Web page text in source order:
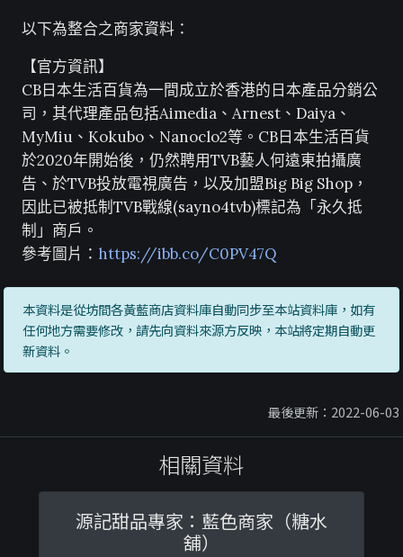
以下為整合之商家資料：
【官方資訊】
CB日本生活百貨為一間成立於香港的日本產品分銷公
司，其代理產品包括Aimedia、Arnest、Daiya、
MyMiu、Kokubo、Nanoclo2等。CB日本生活百貨
於2020年開始後，仍然聘用TVB藝人何遠東拍攝廣
告、於TVB投放電視廣告，以及加盟Big Big Shop，
因此已被抵制TVB戰線(sayno4tvb)標記為「永久抵
制」商戶。
參考圖片： https://ibb.co/C0PV47Q
本資料是從坊間各黃藍商店資料庫自動同步至本站資料庫，如有
任何地方需要修改，請先向資料來源方反映，本站將定期自動更
新資料。
最後更新：2022-06-03
相關資料
源記甜品專家：藍色商家（糖水
舖）